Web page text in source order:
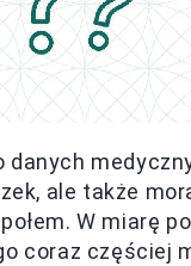
danych
ale także
W miarę
coraz częściej